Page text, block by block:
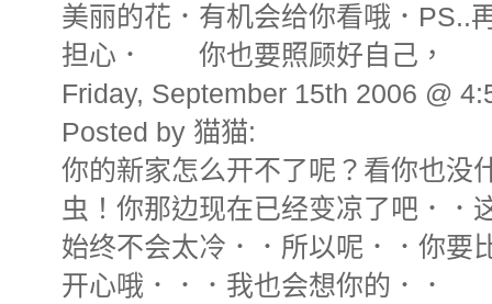
美丽的花．有机会给你看哦．PS..
担心． 你也要照顾好自己，
Friday, September 15th 2006 @
Posted by 猫猫:
你的新家怎么开不了呢？看你也没
虫！你那边现在已经变凉了吧．．
始终不会太冷．．所以呢．．你要
开心哦．．．我也会想你的．．